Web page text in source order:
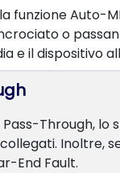
funzione Auto-
o
e il dispositivo
Pass-Through,
Inoltre,
End Fault.